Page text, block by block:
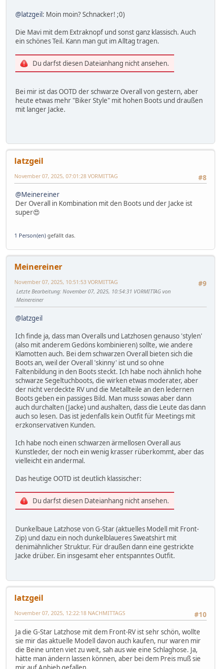
@latzgeil : Moin moin? Schnacker! ;0)
Die Mavi mit dem Extraknopf und sonst ganz klassisch. Auch
ein schönes Teil. Kann man gut im Alltag tragen.
Du darfst diesen Dateianhang nicht ansehen.
Bei mir ist das OOTD der schwarze Overall von gestern, aber
heute etwas mehr "Biker Style" mit hohen Boots und draußen
mit langer Jacke.
latzgeil
#8
November 07, 2025, 07:01:28 VORMITTAG
@Meinereiner
Der Overall in Kombination mit den Boots und der Jacke ist
super😍
1 Person(en) gefällt das.
Meinereiner
#9
November 07, 2025, 10:51:53 VORMITTAG
Letzte Bearbeitung: November 07, 2025, 10:54:31 VORMITTAG von
Meinereiner
@latzgeil
Ich finde ja, dass man Overalls und Latzhosen genauso 'stylen'
(also mit anderem Gedöns kombinieren) sollte, wie andere
Klamotten auch. Bei dem schwarzen Overall bieten sich die
Boots an, weil der Overall 'skinny' ist und so ohne
Faltenbildung in den Boots steckt. Ich habe noch ähnlich hohe
schwarze Segeltuchboots, die wirken etwas moderater, aber
der nicht verdeckte RV und die Metallteile an den ledernen
Boots geben ein passiges Bild. Man muss sowas aber dann
auch durchalten (Jacke) und aushalten, dass die Leute das dann
auch so lesen. Das ist jedenfalls kein Outfit für Meetings mit
erzkonservativen Kunden.
Ich habe noch einen schwarzen ärmellosen Overall aus
Kunstleder, der noch ein wenig krasser rüberkommt, aber das
vielleicht ein andermal.
Das heutige OOTD ist deutlich klassischer:
Du darfst diesen Dateianhang nicht ansehen.
Dunkelbaue Latzhose von G-Star (aktuelles Modell mit Front-
Zip) und dazu ein noch dunkelblaueres Sweatshirt mit
denimähnlicher Struktur. Für draußen dann eine gestrickte
Jacke drüber. Ein insgesamt eher entspanntes Outfit.
latzgeil
#10
November 07, 2025, 12:22:18 NACHMITTAGS
Ja die G-Star Latzhose mit dem Front-RV ist sehr schön, wollte
sie mir das aktuelle Modell davon auch kaufen, nur waren mir
die Beine unten viet zu weit, sah aus wie eine Schlaghose. Ja,
hätte man ändern lassen können, aber bei dem Preis muß sie